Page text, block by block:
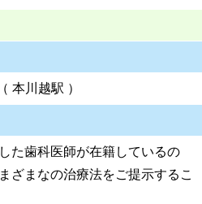
本川越駅 ）
た歯科医師が在籍しているの
ざまなの治療法をご提示するこ